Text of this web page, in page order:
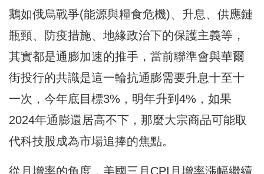
鵝如俄烏戰爭(能源與糧食危機)、升息、供應鏈
瓶頸、防疫措施、地緣政治下的保護主義等，
其實都是通膨加速的推手，當前聯準會與華爾
街投行的共識是這一輪抗通膨需要升息十至十
一次，今年底目標3%，明年升到4%，如果
2024年通膨還居高不下，那麼大宗商品可能取
代科技股成為市場追捧的焦點。
從月增率的角度，美國三月CPI月增率漲幅繼續